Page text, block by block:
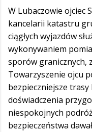
W Lubaczowie ojciec
kancelarii katastru
ciągłych wyjazdów
wykonywaniem
sporów granicznych,
Towarzyszenie ojcu
bezpieczniejsze trasy
doświadczenia
niespokojnych
bezpieczeństwa